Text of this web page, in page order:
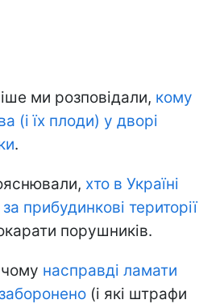
ми розповідали, кому
(і їх плоди) у дворі
.
хто в Україні
прибудинкові території
порушників.
насправді ламати
(і які штрафи